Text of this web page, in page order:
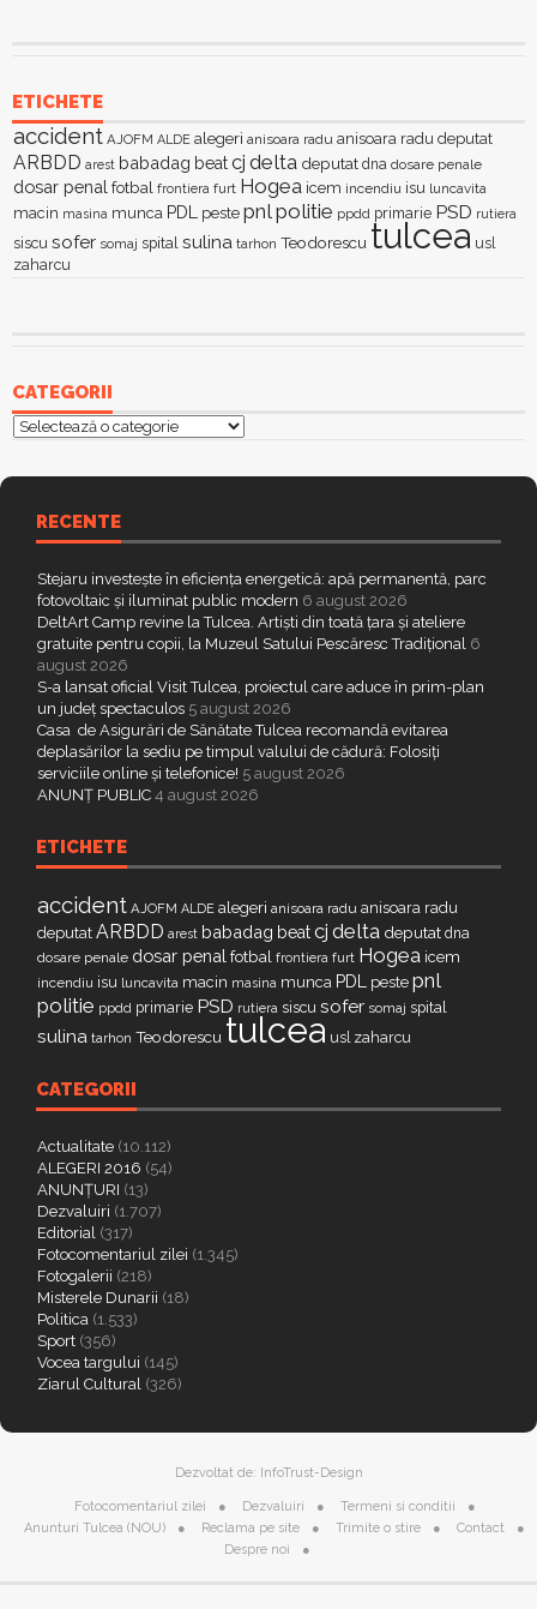
ETICHETE
accident AJOFM ALDE alegeri anisoara radu anisoara radu deputat
ARBDD arest babadag beatcj delta deputat dna dosare penale
dosar penal fotbal frontiera furt Hogea icem incendiu isu luncavita
macin masina munca PDL peste pnlpolitie ppdd primarie PSD rutiera
siscu sofer somaj spital sulina tarhon Teodorescu tulcea usl
zaharcu
CATEGORII
Categorii
RECENTE
Stejaru investește în eficiența energetică: apă permanentă, parc
fotovoltaic și iluminat public modern 6 august 2026
DeltArt Camp revine la Tulcea. Artiști din toată țara și ateliere
gratuite pentru copii, la Muzeul Satului Pescăresc Tradițional 6
august 2026
S-a lansat oficial Visit Tulcea, proiectul care aduce în prim-plan
un județ spectaculos 5 august 2026
Casa de Asigurări de Sănătate Tulcea recomandă evitarea
deplasărilor la sediu pe timpul valului de cădură: Folosiți
serviciile online și telefonice! 5 august 2026
ANUNȚ PUBLIC 4 august 2026
ETICHETE
accident AJOFM ALDE alegeri anisoara radu anisoara radu
deputat ARBDD arest babadag beatcj delta deputat dna
dosare penale dosar penal fotbal frontiera furt Hogea icem
incendiu isu luncavita macin masina munca PDL peste pnl
politie ppdd primarie PSD rutiera siscu sofer somaj spital
sulina tarhon Teodorescu tulcea usl zaharcu
CATEGORII
Actualitate (10.112)
ALEGERI 2016 (54)
ANUNȚURI (13)
Dezvaluiri (1.707)
Editorial (317)
Fotocomentariul zilei (1.345)
Fotogalerii (218)
Misterele Dunarii (18)
Politica (1.533)
Sport (356)
Vocea targului (145)
Ziarul Cultural (326)
Dezvoltat de: InfoTrust-Design
Fotocomentariul zilei Dezvaluiri
Termeni si conditii
Anunturi Tulcea (NOU)
Reclama pe site Trimite o stire
Contact
Despre noi